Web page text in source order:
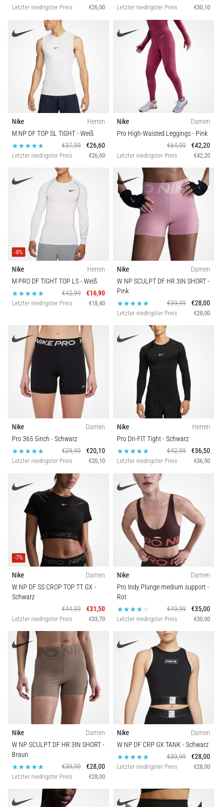
Letzter niedrigster Preis €26,00 Letzter niedrigster Preis €30,10
Nike
Herren
M NP DF TOP SL TIGHT- Weiß
€37,99
€26,60
Letzter niedrigster Preis €26,60
Nike
Damen
Pro High-Waisted Leggings- Pink
€64,99
€42,20
Letzter niedrigster Preis €42,20
-8%
Nike
Herren
M PRO DF TIGHT TOP LS- Weiß
€42,99
€16,90
Letzter niedrigster Preis €18,40
Nike
Damen
W NP SCULPT DF HR 3IN SHORT-
Pink
€39,99
€28,00
Letzter niedrigster Preis €28,00
Nike
Damen
Pro 365 5inch - Schwarz
€29,99
€20,10
Letzter niedrigster Preis €20,10
Nike
Herren
Pro Dri-FIT Tight- Schwarz
€42,99
€36,50
Letzter niedrigster Preis €36,50
-7%
Nike
Damen
W NP DF SS CROP TOP TT GX -
Schwarz
€44,99
€31,50
Letzter niedrigster Preis €33,70
Nike
Damen
Pro Indy Plunge medium support-
Rot
€49,99
€35,00
Letzter niedrigster Preis €30,00
Nike
Damen
W NP SCULPT DF HR 3IN SHORT-
Braun
€39,99
€28,00
Letzter niedrigster Preis €28,00
Nike
Damen
W NP DF CRP GX TANK- Schwarz
€39,99
€28,00
Letzter niedrigster Preis €28,00